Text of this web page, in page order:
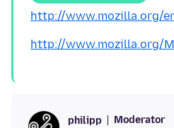
http://www.mozilla.org/
http://www.mozilla.org/
philipp Moderator